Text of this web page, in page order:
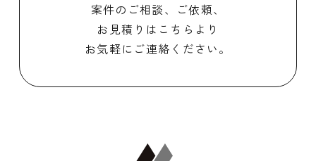
案件のご相談、ご依頼、
お見積りはこちらより
お気軽にご連絡ください。